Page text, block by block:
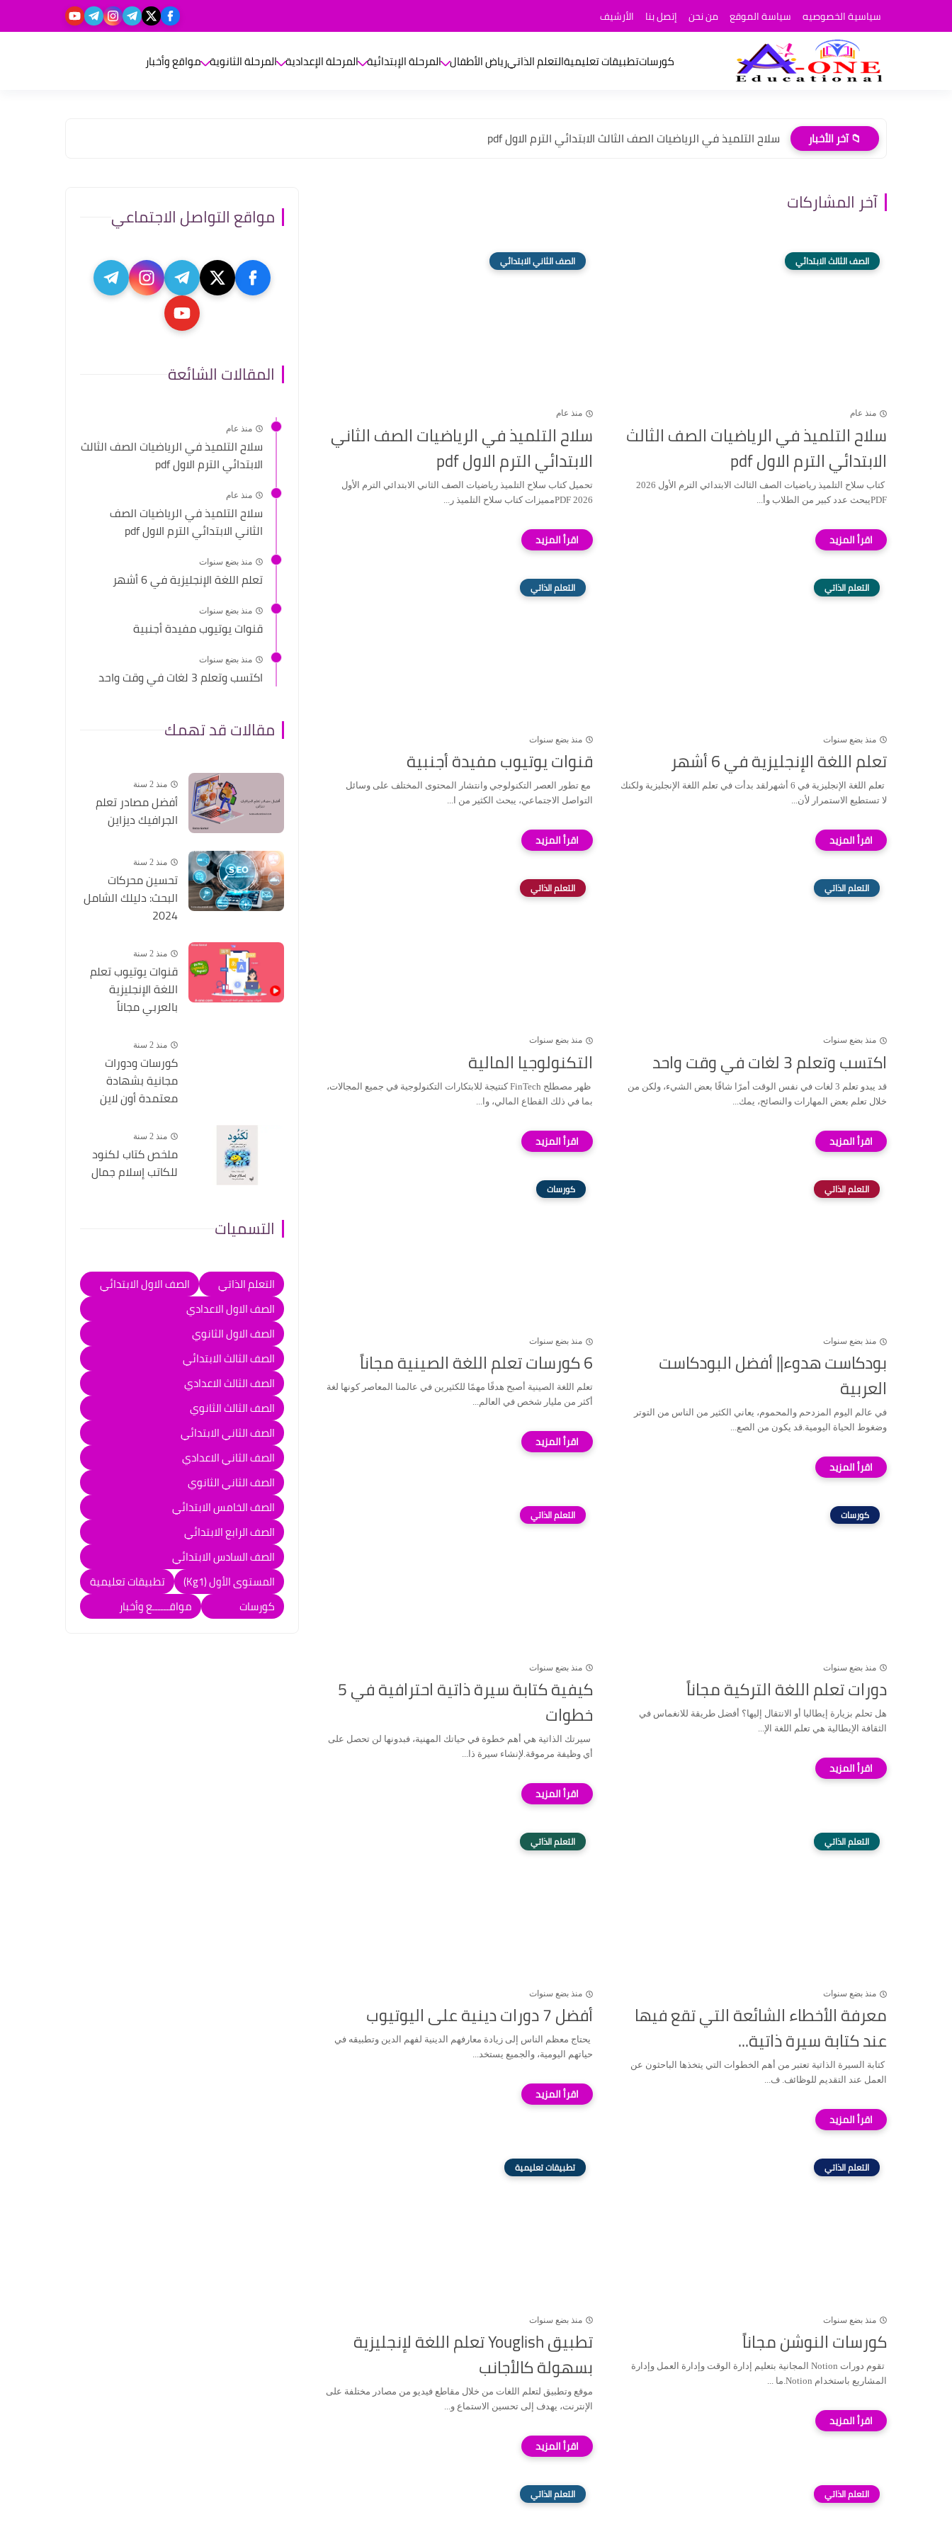
سياسية الخصوصيه سياسة الموقع من نحن إتصل بنا الأرشيف
كورساتتطبيقات تعليميةالتعلم الذاتيرياض الأطفال المرحلة الإبتدائية المرحلة الإعدادية المرحلة الثانوية مواقع وأخبار
📁 آخر الأخبار سلاح التلميذ في الرياضيات الصف الثالث الابتدائي الترم الاول pdf
آخر المشاركات
الصف الثالث الابتدائي
منذ عام
سلاح التلميذ في الرياضيات الصف الثالث
الابتدائي الترم الاول pdf
كتاب سلاح التلميذ رياضيات الصف الثالث الابتدائي الترم الأول 2026
PDFيبحث عدد كبير من الطلاب وأ...
الصف الثاني الابتدائي
منذ عام
سلاح التلميذ في الرياضيات الصف الثاني
الابتدائي الترم الاول pdf
تحميل كتاب سلاح التلميذ رياضيات الصف الثاني الابتدائي الترم الأول
2026 PDFمميزات كتاب سلاح التلميذ ر...
التعلم الذاتي
منذ بضع سنوات
تعلم اللغة الإنجليزية في 6 أشهر
تعلم اللغة الإنجليزية في 6 أشهرلقد بدأت في تعلم اللغة الإنجليزية ولكنك
لا تستطيع الاستمرار لأن...
التعلم الذاتي
منذ بضع سنوات
قنوات يوتيوب مفيدة أجنبية
مع تطور العصر التكنولوجي وانتشار المحتوى المختلف على وسائل
التواصل الاجتماعي، يبحث الكثير من ا...
التعلم الذاتي
منذ بضع سنوات
اكتسب وتعلم 3 لغات في وقت واحد
قد يبدو تعلم 3 لغات في نفس الوقت أمرًا شاقًا بعض الشيء، ولكن من
خلال تعلم بعض المهارات والنصائح، يمك...
التعلم الذاتي
منذ بضع سنوات
التكنولوجيا المالية
ظهر مصطلح FinTech كنتيجة للابتكارات التكنولوجية في جميع المجالات،
بما في ذلك القطاع المالي، وا...
التعلم الذاتي
منذ بضع سنوات
بودكاست هدوء|| أفضل البودكاست
العربية
في عالم اليوم المزدحم والمحموم، يعاني الكثير من الناس من التوتر
وضغوط الحياة اليومية.قد يكون من الصع...
كورسات
منذ بضع سنوات
6 كورسات تعلم اللغة الصينية مجاناً
تعلم اللغة الصينية أصبح هدفًا مهمًا للكثيرين في عالمنا المعاصر كونها لغة
أكثر من مليار شخص في العالم...
كورسات
منذ بضع سنوات
دورات تعلم اللغة التركية مجاناً
هل تحلم بزيارة إيطاليا أو الانتقال إليها؟ أفضل طريقة للانغماس في
الثقافة الإيطالية هي تعلم اللغة الإ...
التعلم الذاتي
منذ بضع سنوات
كيفية كتابة سيرة ذاتية احترافية في 5
خطوات
سيرتك الذاتية هي أهم خطوة في حياتك المهنية، فبدونها لن تحصل على
أي وظيفة مرموقة.لإنشاء سيرة ذا...
التعلم الذاتي
منذ بضع سنوات
معرفة الأخطاء الشائعة التي تقع فيها
عند كتابة سيرة ذاتية...
كتابة السيرة الذاتية تعتبر من أهم الخطوات التي يتخذها الباحثون عن
العمل عند التقديم للوظائف. ف...
التعلم الذاتي
منذ بضع سنوات
أفضل 7 دورات دينية على اليوتيوب
يحتاج معظم الناس إلى زيادة معارفهم الدينية لفهم الدين وتطبيقه في
حياتهم اليومية، والجميع يستخد...
التعلم الذاتي
منذ بضع سنوات
كورسات النوشن مجاناً
تقوم دورات Notion المجانية بتعليم إدارة الوقت وإدارة العمل وإدارة
المشاريع باستخدام Notion.ما ...
تطبيقات تعليمية
منذ بضع سنوات
تطبيق Youglish تعلم اللغة لإنجليزية
بسهولة كالأجانب
موقع وتطبيق لتعلم اللغات من خلال مقاطع فيديو من مصادر مختلفة على
الإنترنت، يهدف إلى تحسين الاستماع و...
التعلم الذاتي التعلم الذاتي
مواقع التواصل الاجتماعي
المقالات الشائعة
منذ عام
سلاح التلميذ في الرياضيات الصف الثالث
الابتدائي الترم الاول pdf
منذ عام
سلاح التلميذ في الرياضيات الصف
الثاني الابتدائي الترم الاول pdf
منذ بضع سنوات
تعلم اللغة الإنجليزية في 6 أشهر
منذ بضع سنوات
قنوات يوتيوب مفيدة أجنبية
منذ بضع سنوات
اكتسب وتعلم 3 لغات في وقت واحد
مقالات قد تهمك
منذ 2 سنة
أفضل مصادر تعلم
الجرافيك ديزاين
منذ 2 سنة
تحسين محركات
البحث: دليلك الشامل
2024
منذ 2 سنة
قنوات يوتيوب تعلم
اللغة الإنجليزية
بالعربي مجاناً
منذ 2 سنة
كورسات ودورات
مجانية بشهادة
معتمدة أون لاين
منذ 2 سنة
ملخص كتاب لكنود
للكاتب إسلام جمال
التسميات
التعلم الذاتي
الصف الاول الابتدائي
الصف الاول الاعدادي
الصف الاول الثانوي
الصف الثالث الابتدائي
الصف الثالث الاعدادي
الصف الثالث الثانوي
الصف الثاني الابتدائي
الصف الثاني الاعدادي
الصف الثاني الثانوي
الصف الخامس الابتدائي
الصف الرابع الابتدائي
الصف السادس الابتدائي
المستوى الأول (Kg1)
تطبيقات تعليمية
كورسات
مواقــــــع وأخبار